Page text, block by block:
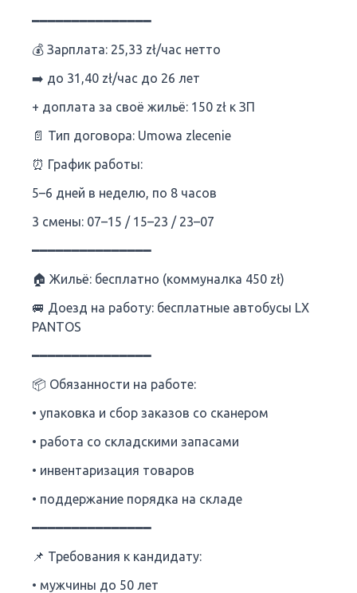
━━━━━━━━━━━━━━━
💰 Зарплата: 25,33 zł/час нетто
➡️ до 31,40 zł/час до 26 лет
+ доплата за своё жильё: 150 zł к ЗП
📄 Тип договора: Umowa zlecenie
⏰ График работы:
5–6 дней в неделю, по 8 часов
3 смены: 07–15 / 15–23 / 23–07
━━━━━━━━━━━━━━━
🏠 Жильё: бесплатно (коммуналка 450 zł)
🚐 Доезд на работу: бесплатные автобусы LX
PANTOS
━━━━━━━━━━━━━━━
📦 Обязанности на работе:
• упаковка и сбор заказов со сканером
• работа со складскими запасами
• инвентаризация товаров
• поддержание порядка на складе
━━━━━━━━━━━━━━━
📌 Требования к кандидату:
• мужчины до 50 лет